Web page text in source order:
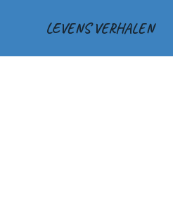
LEVENS VERHALEN